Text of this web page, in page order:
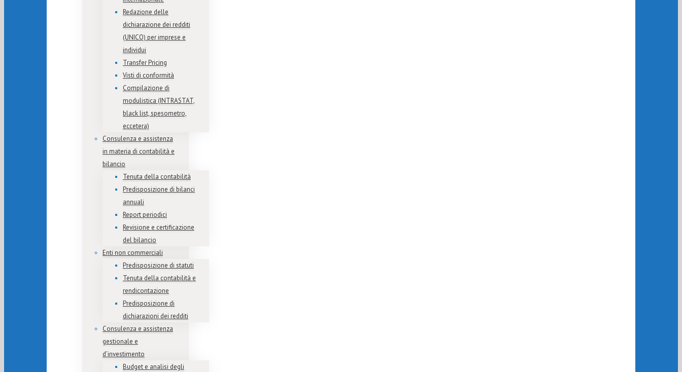
Redazione delle
dichiarazione dei redditi
(UNICO) per imprese e
individui
Transfer Pricing
Visti di conformità
Compilazione di
modulistica (INTRASTAT,
black list, spesometro,
eccetera)
Consulenza e assistenza
in materia di contabilità e
bilancio
Tenuta della contabilità
Predisposizione di bilanci
annuali
Report periodici
Revisione e certificazione
del bilancio
Enti non commerciali
Predisposizione di statuti
Tenuta della contabilità e
rendicontazione
Predisposizione di
dichiarazioni dei redditi
Consulenza e assistenza
gestionale e
d’investimento
Budget e analisi degli